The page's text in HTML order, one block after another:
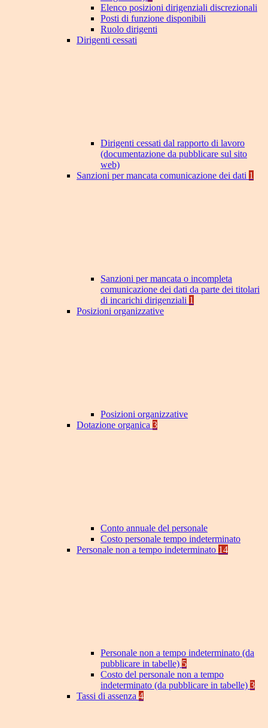
Elenco posizioni dirigenziali discrezionali
Posti di funzione disponibili
Ruolo dirigenti
Dirigenti cessati
Dirigenti cessati dal rapporto di lavoro
(documentazione da pubblicare sul sito
web)
Sanzioni per mancata comunicazione dei dati 1
Sanzioni per mancata o incompleta
comunicazione dei dati da parte dei titolari
di incarichi dirigenziali 1
Posizioni organizzative
Posizioni organizzative
Dotazione organica 3
Conto annuale del personale
Costo personale tempo indeterminato
Personale non a tempo indeterminato 14
Personale non a tempo indeterminato (da
pubblicare in tabelle) 5
Costo del personale non a tempo
indeterminato (da pubblicare in tabelle) 3
Tassi di assenza 4